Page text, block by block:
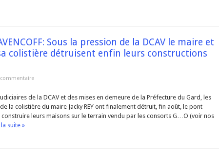
Sous la pression de la DCAV le maire et
colistière détruisent enfin leurs constructions
de la DCAV et des mises en demeure de la Préfecture du Gard, les
la colistière du maire Jacky REY ont finalement détruit, fin août, le pont
construire leurs maisons sur le terrain vendu par les consorts G…O (voir nos
suite »